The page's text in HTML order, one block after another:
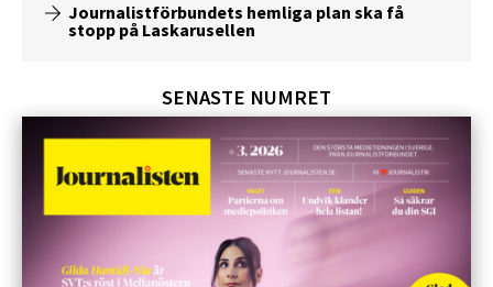
Journalistförbundets hemliga plan ska få
stopp på Laskarusellen
SENASTE NUMRET